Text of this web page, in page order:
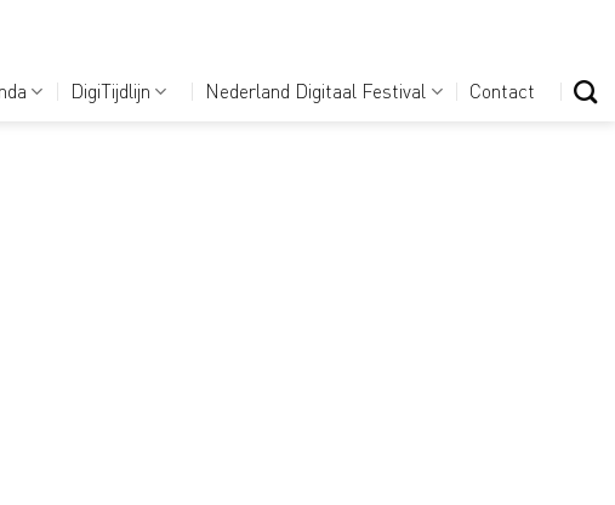
DigiTijdlijn Nederland Digitaal Festival Contact